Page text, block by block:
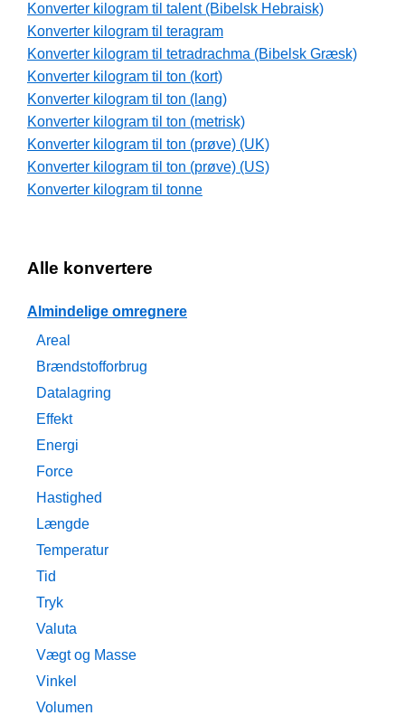
Konverter kilogram til talent (Bibelsk Hebraisk)
Konverter kilogram til teragram
Konverter kilogram til tetradrachma (Bibelsk Græsk)
Konverter kilogram til ton (kort)
Konverter kilogram til ton (lang)
Konverter kilogram til ton (metrisk)
Konverter kilogram til ton (prøve) (UK)
Konverter kilogram til ton (prøve) (US)
Konverter kilogram til tonne
Alle konvertere
Almindelige omregnere
Areal
Brændstofforbrug
Datalagring
Effekt
Energi
Force
Hastighed
Længde
Temperatur
Tid
Tryk
Valuta
Vægt og Masse
Vinkel
Volumen